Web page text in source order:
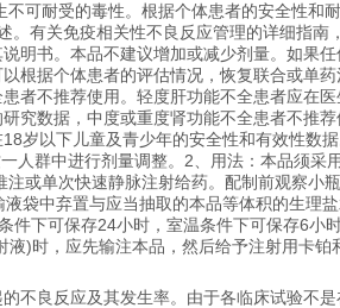
可耐受的毒性。根据个体患者的安全性和
有关免疫相关性不良反应管理的详细指南
明书。本品不建议增加或减少剂量。如果
根据个体患者的评估情况，恢复联合或单
者不推荐使用。轻度肝功能不全患者应在
究数据，中度或重度肾功能不全患者不推
岁以下儿童及青少年的安全性和有效性数
人群中进行剂量调整。2、用法：本品须采
或单次快速静脉注射给药。配制前观察小
袋中弃置与应当抽取的本品等体积的生理
下可保存24小时，室温条件下可保存6小
)时，应先输注本品，然后给予注射用卡
不良反应及其发生率。由于各临床试验不